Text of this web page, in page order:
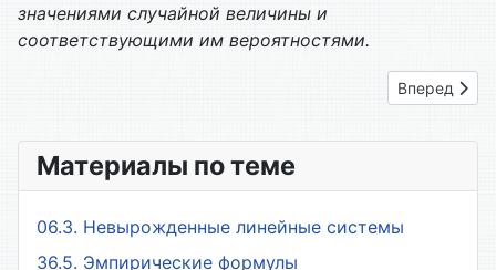
значениями случайной величины и
соответствующими им вероятностями.
Следующий:
Вперед
Материалы по теме
06.3. Невырожденные линейные системы
36.5. Эмпирические формулы